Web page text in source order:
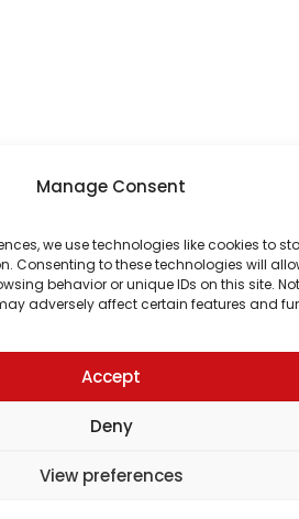
Manage Consent
we use technologies like cookies to
Consenting to these technologies will
behavior or unique IDs on this site.
adversely affect certain features and
Accept
Deny
View preferences